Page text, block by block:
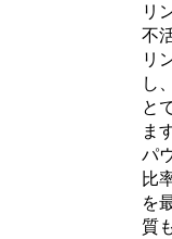
リ
不
リ
し
と
ま
パ
比
を
質